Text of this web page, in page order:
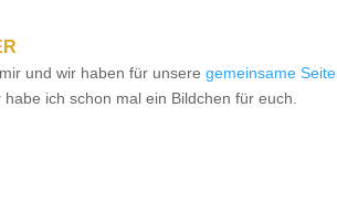
und wir haben für unsere gemeinsame Seite
ich schon mal ein Bildchen für euch.